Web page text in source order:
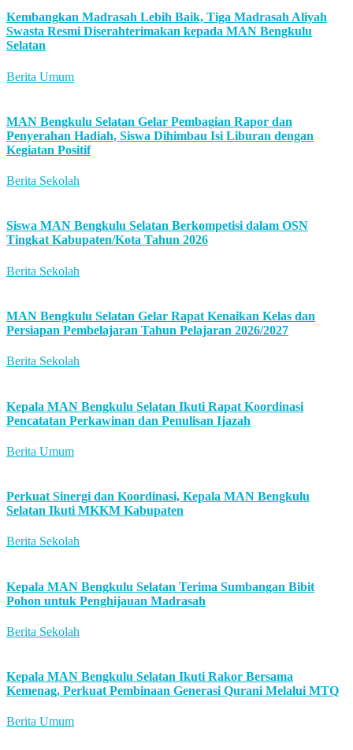
Kembangkan Madrasah Lebih Baik, Tiga Madrasah Aliyah
Swasta Resmi Diserahterimakan kepada MAN Bengkulu
Selatan
Berita Umum
MAN Bengkulu Selatan Gelar Pembagian Rapor dan
Penyerahan Hadiah, Siswa Dihimbau Isi Liburan dengan
Kegiatan Positif
Berita Sekolah
Siswa MAN Bengkulu Selatan Berkompetisi dalam OSN
Tingkat Kabupaten/Kota Tahun 2026
Berita Sekolah
MAN Bengkulu Selatan Gelar Rapat Kenaikan Kelas dan
Persiapan Pembelajaran Tahun Pelajaran 2026/2027
Berita Sekolah
Kepala MAN Bengkulu Selatan Ikuti Rapat Koordinasi
Pencatatan Perkawinan dan Penulisan Ijazah
Berita Umum
Perkuat Sinergi dan Koordinasi, Kepala MAN Bengkulu
Selatan Ikuti MKKM Kabupaten
Berita Sekolah
Kepala MAN Bengkulu Selatan Terima Sumbangan Bibit
Pohon untuk Penghijauan Madrasah
Berita Sekolah
Kepala MAN Bengkulu Selatan Ikuti Rakor Bersama
Kemenag, Perkuat Pembinaan Generasi Qurani Melalui MTQ
Berita Umum